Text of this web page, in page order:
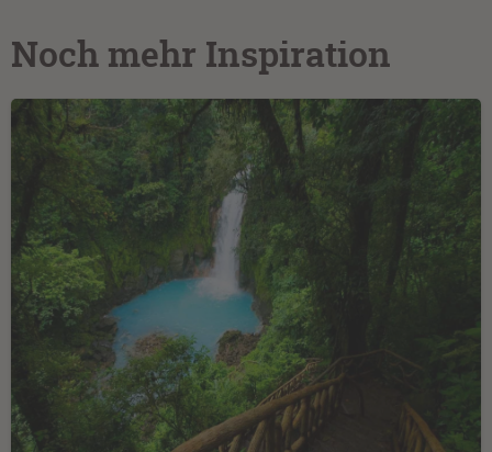
Noch mehr Inspiration